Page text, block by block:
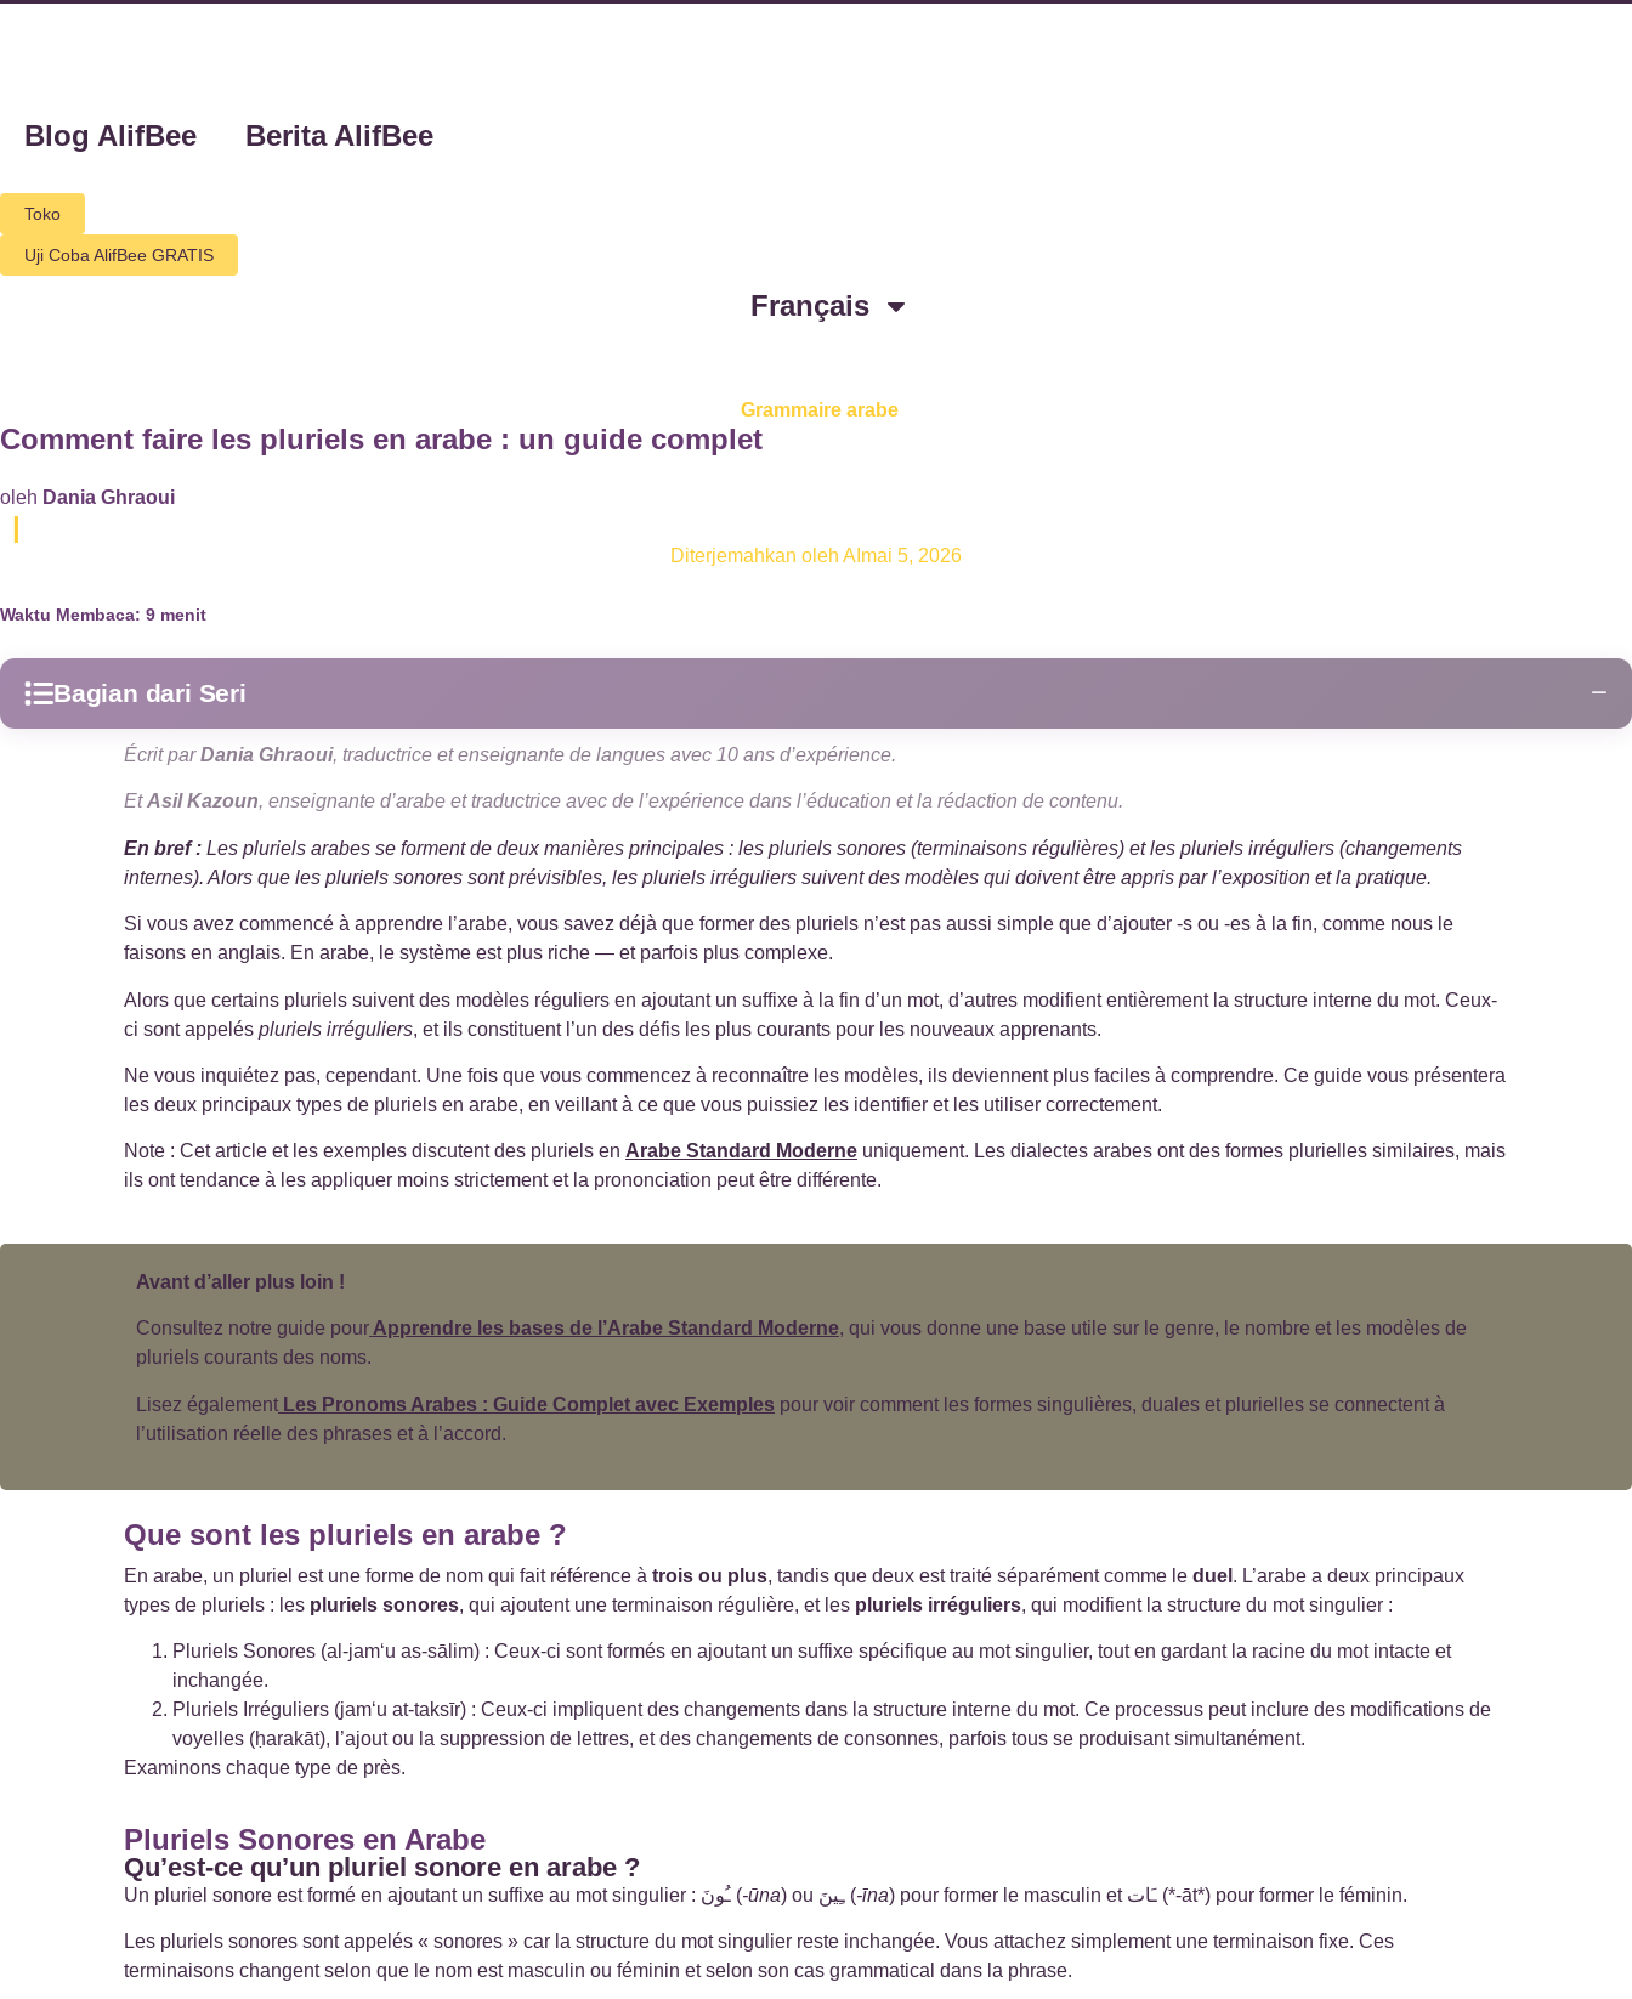
Blog AlifBee Berita AlifBee
Toko
Uji Coba AlifBee GRATIS
Français
Grammaire arabe
Comment faire les pluriels en arabe : un guide complet
oleh Dania Ghraoui
|
Diterjemahkan oleh AI mai 5, 2026
Waktu Membaca: 9 menit
Bagian dari Seri −
Alphabet arabe 1
Arabe islamique 7
Arabe islamique 9
Bases de l'arabe
Grammaire arabe 3
L'arabe au quotidien 9
Proverbes arabes 3
Vocabulaire arabe 4
Écrit parDania Ghraoui, traductrice et enseignante de langues avec 10 ans d’expérience.
EtAsil Kazoun, enseignante d’arabe et traductrice avec de l’expérience dans l’éducation et la rédaction de contenu.
En bref : Les pluriels arabes se forment de deux manières principales : les pluriels sonores (terminaisons régulières) et les pluriels irréguliers (changements
internes). Alors que les pluriels sonores sont prévisibles, les pluriels irréguliers suivent des modèles qui doivent être appris par l’exposition et la pratique.
Si vous avez commencé à apprendre l’arabe, vous savez déjà que former des pluriels n’est pas aussi simple que d’ajouter -s ou -es à la fin, comme nous le
faisons en anglais. En arabe, le système est plus riche — et parfois plus complexe.
Alors que certains pluriels suivent des modèles réguliers en ajoutant un suffixe à la fin d’un mot, d’autres modifient entièrement la structure interne du mot. Ceux-
ci sont appelés pluriels irréguliers, et ils constituent l’un des défis les plus courants pour les nouveaux apprenants.
Ne vous inquiétez pas, cependant. Une fois que vous commencez à reconnaître les modèles, ils deviennent plus faciles à comprendre. Ce guide vous présentera
les deux principaux types de pluriels en arabe, en veillant à ce que vous puissiez les identifier et les utiliser correctement.
Note : Cet article et les exemples discutent des pluriels en Arabe Standard Moderne uniquement. Les dialectes arabes ont des formes plurielles similaires, mais
ils ont tendance à les appliquer moins strictement et la prononciation peut être différente.
Avant d’aller plus loin !
Consultez notre guide pour Apprendre les bases de l’Arabe Standard Moderne, qui vous donne une base utile sur le genre, le nombre et les modèles de
pluriels courants des noms.
Lisez également Les Pronoms Arabes : Guide Complet avec Exemples pour voir comment les formes singulières, duales et plurielles se connectent à
l’utilisation réelle des phrases et à l’accord.
Que sont les pluriels en arabe ?
En arabe, un pluriel est une forme de nom qui fait référence à trois ou plus, tandis que deux est traité séparément comme le duel . L’arabe a deux principaux
types de pluriels : les pluriels sonores, qui ajoutent une terminaison régulière, et les pluriels irréguliers, qui modifient la structure du mot singulier :
Pluriels Sonores (al-jam‘u as-sālim) : Ceux-ci sont formés en ajoutant un suffixe spécifique au mot singulier, tout en gardant la racine du mot intacte et
inchangée.
Pluriels Irréguliers (jam‘u at-taksīr) : Ceux-ci impliquent des changements dans la structure interne du mot. Ce processus peut inclure des modifications de
voyelles (ḥarakāt), l’ajout ou la suppression de lettres, et des changements de consonnes, parfois tous se produisant simultanément.
Examinons chaque type de près.
Pluriels Sonores en Arabe
Qu’est-ce qu’un pluriel sonore en arabe ?
Un pluriel sonore est formé en ajoutant un suffixe au mot singulier : ـُونَ (-ūna ) ou ـِينَ (-īna ) pour former le masculin et ـَات (*-āt*) pour former le féminin.
Les pluriels sonores sont appelés « sonores » car la structure du mot singulier reste inchangée. Vous attachez simplement une terminaison fixe. Ces
terminaisons changent selon que le nom est masculin ou féminin et selon son cas grammatical dans la phrase.